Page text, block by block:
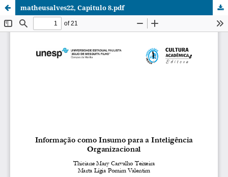
matheusalves22, Capitulo 8.pdf